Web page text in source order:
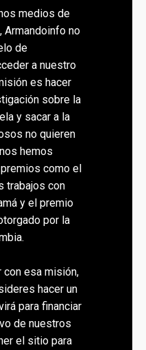
medios de
Armandoinfo no
de
a nuestro
es hacer
sobre la
y sacar a la
no quieren
hemos
como el
trabajos con
y el premio
por la
con esa misión,
hacer un
para financiar
de nuestros
el sitio para